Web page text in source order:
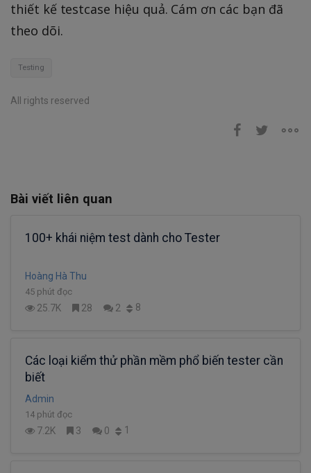
thiết kế testcase hiệu quả. Cám ơn các bạn đã
theo dõi.
Testing
All rights reserved
Bài viết liên quan
100+ khái niệm test dành cho Tester
Hoàng Hà Thu
45 phút đọc
25.7K 28 2 8
Các loại kiểm thử phần mềm phổ biến tester cần
biết
Admin
14 phút đọc
7.2K 3 0 1